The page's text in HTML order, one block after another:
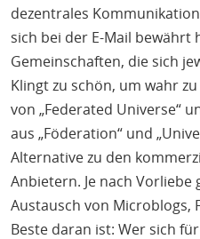
dezentrales
sich bei der E-Mail bewährt
Gemeinschaften, die sich
Klingt zu schön, um wahr
von „Federated Universe“
aus „Föderation“ und
Alternative zu den
Anbietern. Je nach
Austausch von Microblogs,
Beste daran ist: Wer sich